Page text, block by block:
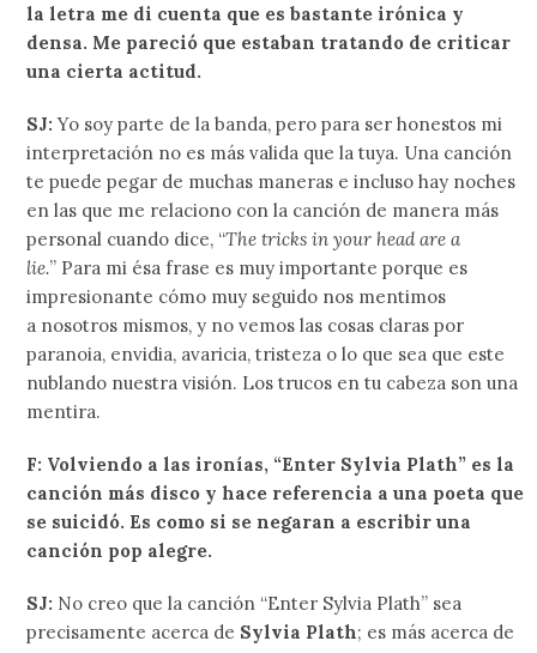
la letra me di cuenta que es bastante irónica y
densa. Me pareció que estaban tratando de criticar
una cierta actitud.
SJ: Yo soy parte de la banda, pero para ser honestos mi
interpretación no es más valida que la tuya. Una canción
te puede pegar de muchas maneras e incluso hay noches
en las que me relaciono con la canción de manera más
personal cuando dice, “The tricks in your head are a
lie.” Para mi ésa frase es muy importante porque es
impresionante cómo muy seguido nos mentimos
a nosotros mismos, y no vemos las cosas claras por
paranoia, envidia, avaricia, tristeza o lo que sea que este
nublando nuestra visión. Los trucos en tu cabeza son una
mentira.
F: Volviendo a las ironías, “Enter Sylvia Plath” es la
canción más disco y hace referencia a una poeta que
se suicidó. Es como si se negaran a escribir una
canción pop alegre.
SJ: No creo que la canción “Enter Sylvia Plath” sea
precisamente acerca de Sylvia Plath; es más acerca de